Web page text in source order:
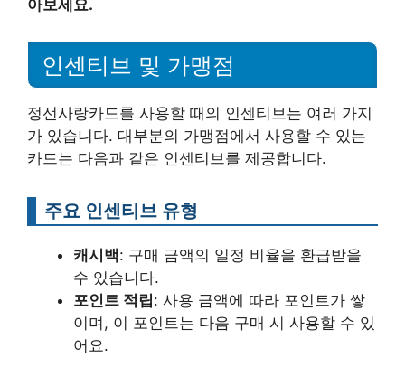
아보세요.
인센티브 및 가맹점
정선사랑카드를 사용할 때의 인센티브는 여러 가지
가 있습니다. 대부분의 가맹점에서 사용할 수 있는
카드는 다음과 같은 인센티브를 제공합니다.
주요 인센티브 유형
캐시백: 구매 금액의 일정 비율을 환급받을
수 있습니다.
포인트 적립: 사용 금액에 따라 포인트가 쌓
이며, 이 포인트는 다음 구매 시 사용할 수 있
어요.